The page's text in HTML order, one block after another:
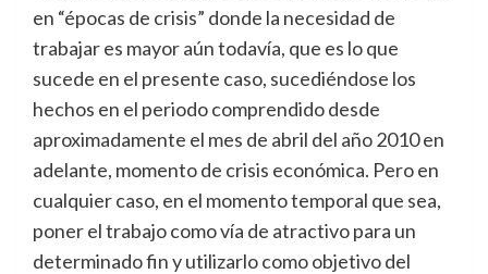
en “épocas de crisis” donde la necesidad de
trabajar es mayor aún todavía, que es lo que
sucede en el presente caso, sucediéndose los
hechos en el periodo comprendido desde
aproximadamente el mes de abril del año 2010 en
adelante, momento de crisis económica. Pero en
cualquier caso, en el momento temporal que sea,
poner el trabajo como vía de atractivo para un
determinado fin y utilizarlo como objetivo del